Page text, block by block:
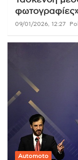
09/01/2026, 12:27
Automoto